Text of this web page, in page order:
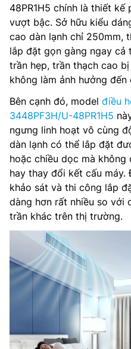
48PR1H5 chính là thiết
vượt bậc. Sở hữu kiểu
cao dàn lạnh chỉ 250mm,
lắp đặt gọn gàng ngay cả
trần hẹp, trần thạch cao
không làm ảnh hưởng
Bên cạnh đó, model điều
3448PF3H/U-48PR1H5
ngưng linh hoạt vô cùng
dàn lạnh có thể lắp đặt
hoặc chiều dọc mà không
hay thay đổi kết cấu
khảo sát và thi công lắp
dàng hơn rất nhiều so với
trần khác trên thị trường.